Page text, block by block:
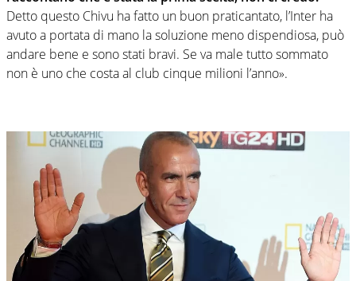
Detto questo Chivu ha fatto un buon praticantato, l’Inter ha
avuto a portata di mano la soluzione meno dispendiosa, può
andare bene e sono stati bravi. Se va male tutto sommato
non è uno che costa al club cinque milioni l’anno».